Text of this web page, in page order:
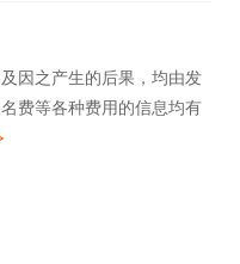
因之产生的后果，均由发
费等各种费用的信息均有